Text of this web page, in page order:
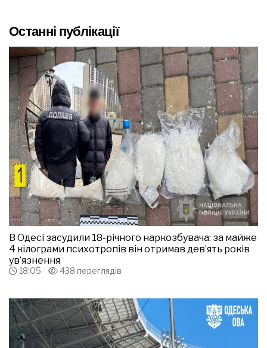
Останні публікації
В Одесі засудили 18-річного наркозбувача: за майже
4 кілограми психотропів він отримав дев’ять років
ув’язнення
18:05 438 переглядів